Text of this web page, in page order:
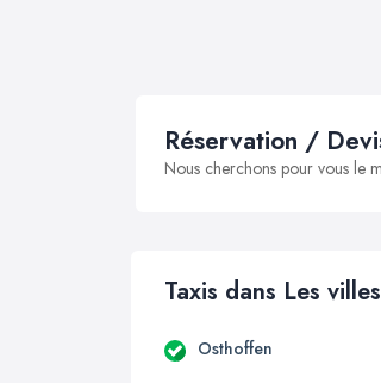
Réservation /
Nous cherchons pour vous le
Taxis dans Les
Osthoffen